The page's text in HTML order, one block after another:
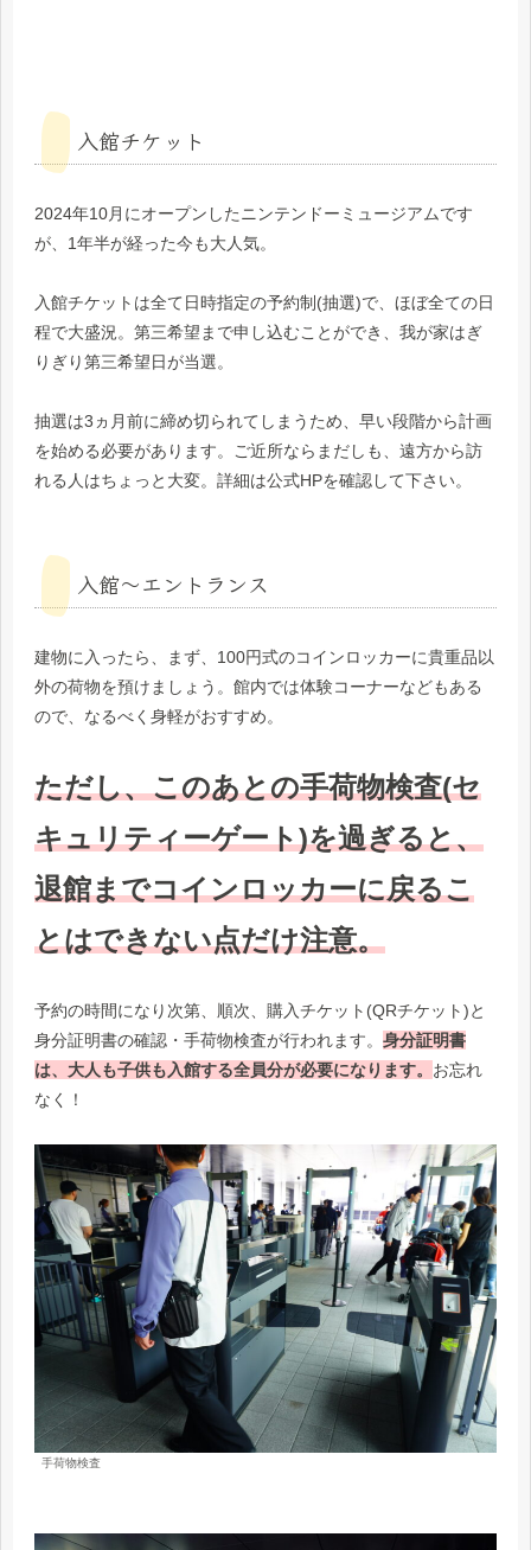
入館チケット
2024年10月にオープンしたニンテンドーミュージアムです
が、1年半が経った今も大人気。
入館チケットは全て日時指定の予約制(抽選)で、ほぼ全ての日
程で大盛況。第三希望まで申し込むことができ、我が家はぎ
りぎり第三希望日が当選。
抽選は3ヵ月前に締め切られてしまうため、早い段階から計画
を始める必要があります。ご近所ならまだしも、遠方から訪
れる人はちょっと大変。詳細は公式HPを確認して下さい。
入館～エントランス
建物に入ったら、まず、100円式のコインロッカーに貴重品以
外の荷物を預けましょう。館内では体験コーナーなどもある
ので、なるべく身軽がおすすめ。
ただし、このあとの手荷物検査(セ
キュリティーゲート)を過ぎると、
退館までコインロッカーに戻るこ
とはできない点だけ注意。
予約の時間になり次第、順次、購入チケット(QRチケット)と
身分証明書の確認・手荷物検査が行われます。 身分証明書
は、大人も子供も入館する全員分が必要になります。 お忘れ
なく！
手荷物検査